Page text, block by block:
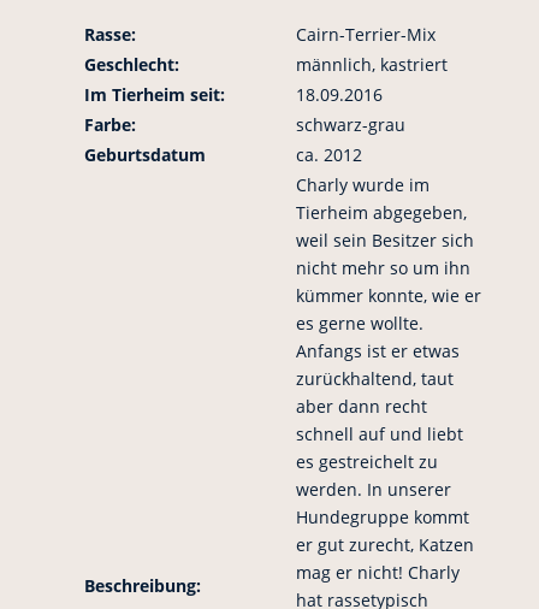
Rasse:
Cairn-Terrier-Mix
Geschlecht:
männlich, kastriert
Im Tierheim seit:
18.09.2016
Farbe:
schwarz-grau
Geburtsdatum
ca. 2012
Beschreibung:
Charly wurde im
Tierheim abgegeben,
weil sein Besitzer sich
nicht mehr so um ihn
kümmer konnte, wie er
es gerne wollte.
Anfangs ist er etwas
zurückhaltend, taut
aber dann recht
schnell auf und liebt
es gestreichelt zu
werden. In unserer
Hundegruppe kommt
er gut zurecht, Katzen
mag er nicht! Charly
hat rassetypisch